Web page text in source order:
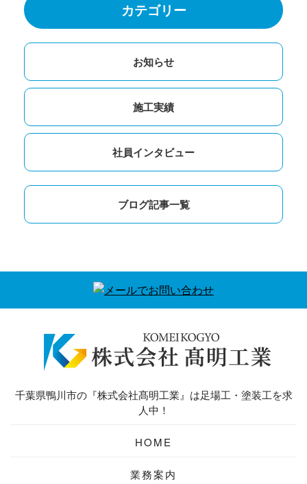
カテゴリー
お知らせ
施工実績
社員インタビュー
ブログ記事一覧
千葉県鴨川市の『株式会社髙明工業』は足場工・塗装工を求
人中！
HOME
業務案内